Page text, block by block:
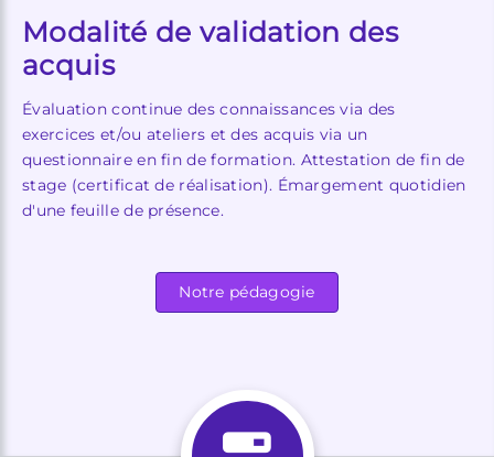
Modalité de validation des
acquis
Évaluation continue des connaissances via des
exercices et/ou ateliers et des acquis via un
questionnaire en fin de formation. Attestation de fin de
stage (certificat de réalisation). Émargement quotidien
d'une feuille de présence.
Notre pédagogie